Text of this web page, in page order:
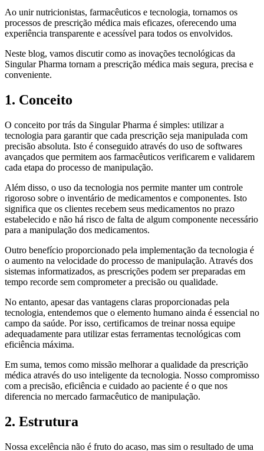
Ao unir nutricionistas, farmacêuticos e tecnologia, tornamos os
processos de prescrição médica mais eficazes, oferecendo uma
experiência transparente e acessível para todos os envolvidos.
Neste blog, vamos discutir como as inovações tecnológicas da
Singular Pharma tornam a prescrição médica mais segura, precisa e
conveniente.
1. Conceito
O conceito por trás da Singular Pharma é simples: utilizar a
tecnologia para garantir que cada prescrição seja manipulada com
precisão absoluta. Isto é conseguido através do uso de softwares
avançados que permitem aos farmacêuticos verificarem e validarem
cada etapa do processo de manipulação.
Além disso, o uso da tecnologia nos permite manter um controle
rigoroso sobre o inventário de medicamentos e componentes. Isto
significa que os clientes recebem seus medicamentos no prazo
estabelecido e não há risco de falta de algum componente necessário
para a manipulação dos medicamentos.
Outro benefício proporcionado pela implementação da tecnologia é
o aumento na velocidade do processo de manipulação. Através dos
sistemas informatizados, as prescrições podem ser preparadas em
tempo recorde sem comprometer a precisão ou qualidade.
No entanto, apesar das vantagens claras proporcionadas pela
tecnologia, entendemos que o elemento humano ainda é essencial no
campo da saúde. Por isso, certificamos de treinar nossa equipe
adequadamente para utilizar estas ferramentas tecnológicas com
eficiência máxima.
Em suma, temos como missão melhorar a qualidade da prescrição
médica através do uso inteligente da tecnologia. Nosso compromisso
com a precisão, eficiência e cuidado ao paciente é o que nos
diferencia no mercado farmacêutico de manipulação.
2. Estrutura
Nossa excelência não é fruto do acaso, mas sim o resultado de uma